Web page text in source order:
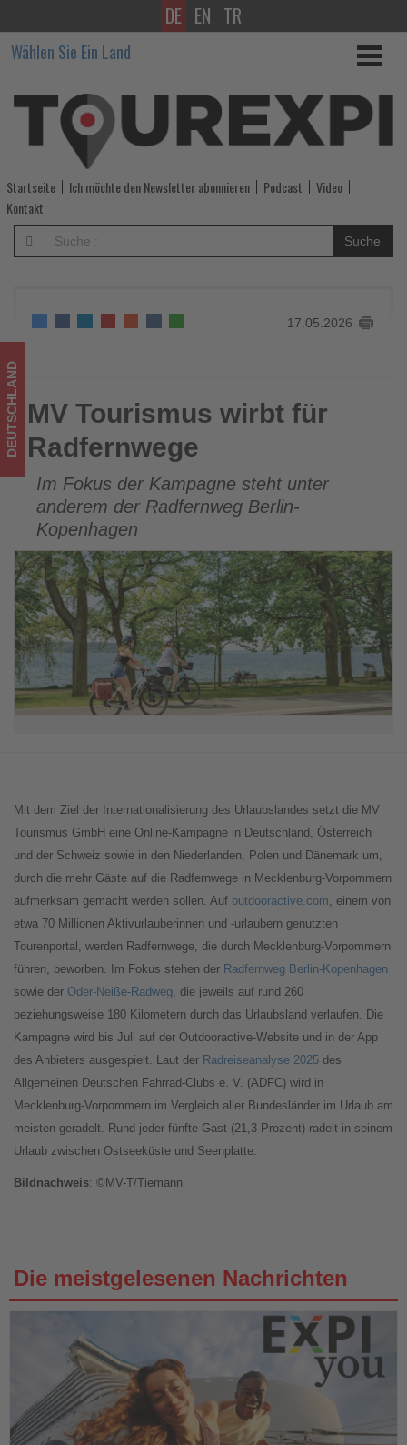
MV
Tourismus
wirbt
für
Radfernwege
-
Wissen,
im
Tourismus
los
ist!
DE EN TR
Wählen Sie Ein Land
Startseite Ich möchte den Newsletter abonnieren Podcast
Video
Kontakt
Suche
17.05.2026
MV Tourismus wirbt für Radfernwege
DEUTSCHLAND MV Tourismus wirbt für
Radfernwege
Im Fokus der Kampagne steht unter
anderem der Radfernweg Berlin-
Kopenhagen
Mit dem Ziel der Internationalisierung des Urlaubslandes setzt die MV
Tourismus GmbH eine Online-Kampagne in Deutschland, Österreich
und der Schweiz sowie in den Niederlanden, Polen und Dänemark um,
durch die mehr Gäste auf die Radfernwege in Mecklenburg-Vorpommern
aufmerksam gemacht werden sollen. Auf outdooractive.com , einem von
etwa 70 Millionen Aktivurlauberinnen und -urlaubern genutzten
Tourenportal, werden Radfernwege, die durch Mecklenburg-Vorpommern
führen, beworben. Im Fokus stehen der Radfernweg Berlin-Kopenhagen
sowie der Oder-Neiße-Radweg , die jeweils auf rund 260
beziehungsweise 180 Kilometern durch das Urlaubsland verlaufen. Die
Kampagne wird bis Juli auf der Outdooractive-Website und in der App
des Anbieters ausgespielt. Laut der Radreiseanalyse 2025 des
Allgemeinen Deutschen Fahrrad-Clubs e. V. (ADFC) wird in
Mecklenburg-Vorpommern im Vergleich aller Bundesländer im Urlaub am
meisten geradelt. Rund jeder fünfte Gast (21,3 Prozent) radelt in seinem
Urlaub zwischen Ostseeküste und Seenplatte.
Bildnachweis: ©MV-T/Tiemann
Die meistgelesenen Nachrichten